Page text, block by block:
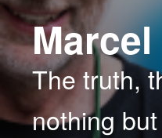
The truth,
nothing